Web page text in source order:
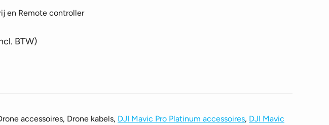
en Remote controller
BTW)
accessoires, Drone kabels, DJI Mavic Pro Platinum accessoires, DJI Mavic